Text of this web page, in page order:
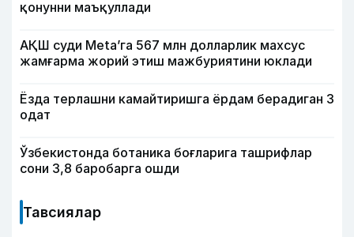
қонунни маъқуллади
АҚШ суди Meta’га 567 млн долларлик махсус
жамғарма жорий этиш мажбуриятини юклади
Ёзда терлашни камайтиришга ёрдам берадиган 3
одат
Ўзбекистонда ботаника боғларига ташрифлар
сони 3,8 баробарга ошди
Тавсиялар